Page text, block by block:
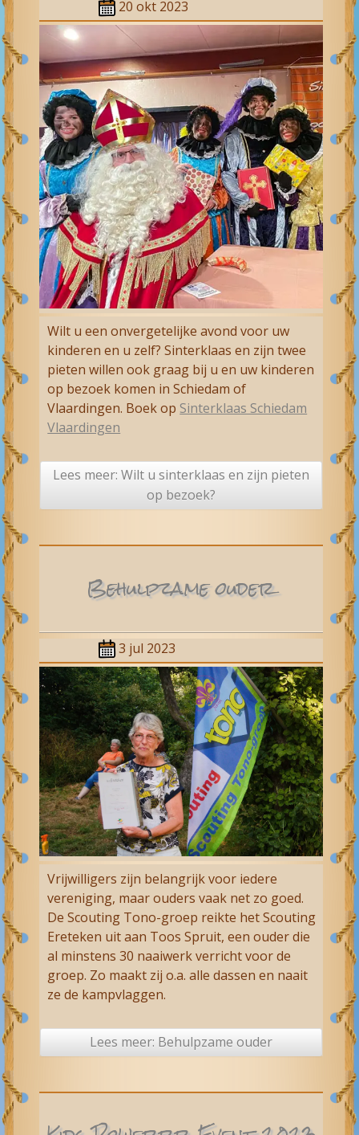
20 okt 2023
Wilt u een onvergetelijke avond voor uw
kinderen en u zelf? Sinterklaas en zijn twee
pieten willen ook graag bij u en uw kinderen
op bezoek komen in Schiedam of
Vlaardingen. Boek op Sinterklaas Schiedam
Vlaardingen
Lees meer: Wilt u sinterklaas en zijn pieten
op bezoek?
Behulpzame ouder
3 jul 2023
Vrijwilligers zijn belangrijk voor iedere
vereniging, maar ouders vaak net zo goed.
De Scouting Tono-groep reikte het Scouting
Ereteken uit aan Toos Spruit, een ouder die
al minstens 30 naaiwerk verricht voor de
groep. Zo maakt zij o.a. alle dassen en naait
ze de kampvlaggen.
Lees meer: Behulpzame ouder